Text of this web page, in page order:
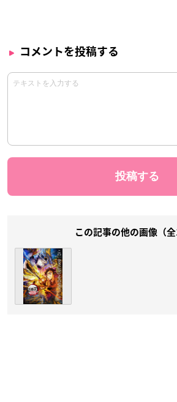
コメントを投稿する
この記事の他の画像（全